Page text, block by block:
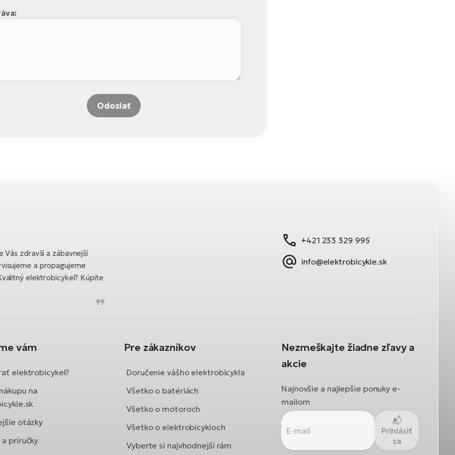
Odoslať
zdravší a zábavnejší
a propagujeme
elektrobicykel? Kúpite
+421 233 329 995
info@elektrobicykle.sk
vám
elektrobicykel?
na
otázky
a príručky
Pre zákazníkov
Doručenie vášho elektrobicykla
Všetko o batériách
Všetko o motoroch
Všetko o elektrobicykloch
Vyberte si najvhodnejší rám
Nezmeškajte žiadne zľavy a
akcie
Najnovšie a najlepšie ponuky e-
mailom
Prihlásiť
sa